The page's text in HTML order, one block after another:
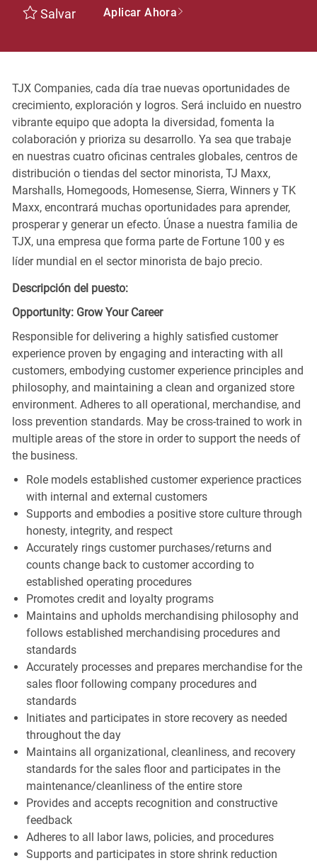
Salvar Aplicar Ahora
TJX Companies, cada día trae nuevas oportunidades de
crecimiento, exploración y logros. Será incluido en nuestro
vibrante equipo que adopta la diversidad, fomenta la
colaboración y prioriza su desarrollo. Ya sea que trabaje
en nuestras cuatro oficinas centrales globales, centros de
distribución o tiendas del sector minorista, TJ Maxx,
Marshalls, Homegoods, Homesense, Sierra, Winners y TK
Maxx, encontrará muchas oportunidades para aprender,
prosperar y generar un efecto. Únase a nuestra familia de
TJX, una empresa que forma parte de Fortune 100 y es
líder mundial en el sector minorista de bajo precio.
Descripción del puesto:
Opportunity: Grow Your Career
Responsible for delivering a highly satisfied customer
experience proven by engaging and interacting with all
customers, embodying customer experience principles and
philosophy, and maintaining a clean and organized store
environment. Adheres to all operational, merchandise, and
loss prevention standards. May be cross-trained to work in
multiple areas of the store in order to support the needs of
the business.
Role models established customer experience practices
with internal and external customers
Supports and embodies a positive store culture through
honesty, integrity, and respect
Accurately rings customer purchases/returns and
counts change back to customer according to
established operating procedures
Promotes credit and loyalty programs
Maintains and upholds merchandising philosophy and
follows established merchandising procedures and
standards
Accurately processes and prepares merchandise for the
sales floor following company procedures and
standards
Initiates and participates in store recovery as needed
throughout the day
Maintains all organizational, cleanliness, and recovery
standards for the sales floor and participates in the
maintenance/cleanliness of the entire store
Provides and accepts recognition and constructive
feedback
Adheres to all labor laws, policies, and procedures
Supports and participates in store shrink reduction